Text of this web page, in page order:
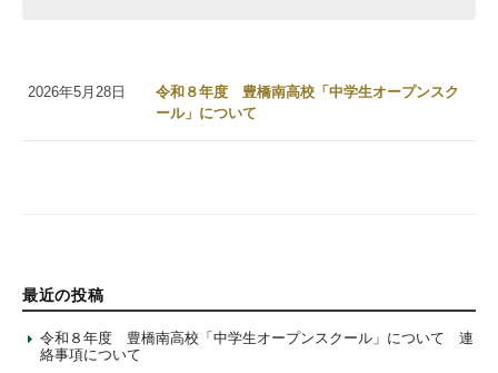
2026年5月28日
令和８年度 豊橋南高校「中学生オープンスク
ール」について
最近の投稿
令和８年度 豊橋南高校「中学生オープンスクール」について 連
絡事項について